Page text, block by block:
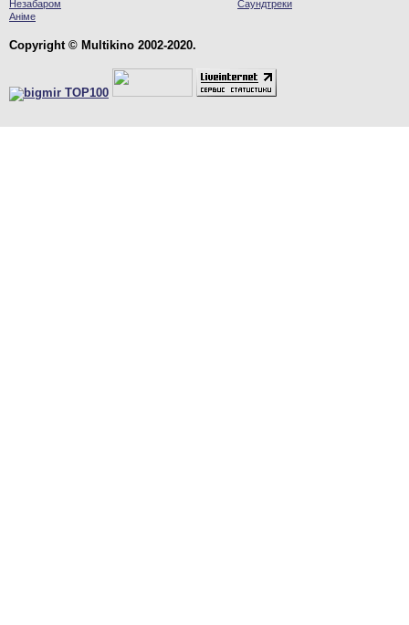
Незабаром
Аніме
Саундтреки
Copyright © Multikino 2002-2020.